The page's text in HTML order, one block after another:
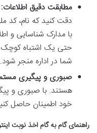
مطابقت دقیق اطلاعات:
دقت کنید که نام، کد
با مدارک شناسایی و
حتی یک اشتباه کوچک
شما در اداره منجر شود.
صبوری و پیگیری
هستند. با صبوری و
خود اطمینان حاصل
راهنمای گام به گام اخذ نوبت